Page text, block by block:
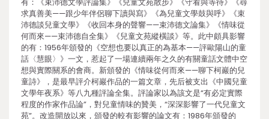
求真善美——跟少年伴侶聊下讀與寫》《為兒童文學鼓與呼》《束
沛德談兒童文學》《收回本身的聲響——束沛德文論集》《情味從
何而來——束沛德自全集》《兒童文苑縱橫談》等。此中頗具影響
的有：1956年頒發的《空想也要以真正的為基本——評歐陽山的童
話〈慧眼〉》一文，惹起了一場連續兩年之久的有關童話文體中空
想與實際關系的會商。新頒發的《情味從何而來——聊下柯巖的兒
童詩》，是最早評介柯巖作品的一篇文章，先后被支出《中國兒童
文學年夜系》等八九種評論全集。評論家以為該文是“有必定實際
程度的作家作品論”，對兒童情味的贊美，“深深影響了一代兒童文
苑”。改造開放以來，頒發的較有影響的論文有：1986年頒發的